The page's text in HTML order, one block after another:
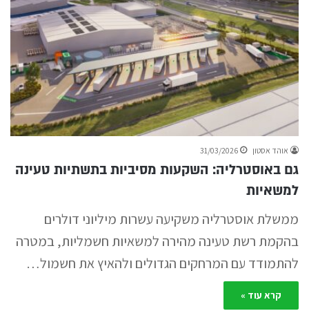
אוהד אסטון 31/03/2026
גם באוסטרליה: השקעות מסיביות בתשתיות טעינה
למשאיות
ממשלת אוסטרליה משקיעה עשרות מיליוני דולרים
בהקמת רשת טעינה מהירה למשאיות חשמליות, במטרה
להתמודד עם המרחקים הגדולים ולהאיץ את חשמול…
קרא עוד »